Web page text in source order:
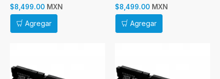
$8,499.00 MXN
Agregar
$8,499.00 MXN
Agregar